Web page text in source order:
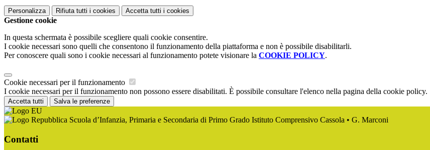
Personalizza Rifiuta tutti i cookies Accetta tutti i cookies
Gestione cookie
In questa schermata è possibile scegliere quali cookie consentire.
I cookie necessari sono quelli che consentono il funzionamento della piattaforma e non è possibile disabilitarli.
Per conoscere quali sono i cookie necessari al funzionamento potete visionare la COOKIE POLICY.
Cookie necessari per il funzionamento
I cookie necessari per il funzionamento non possono essere disabilitati. È possibile consultare l'elenco nella pagina della cookie policy.
Accetta tutti Salva le preferenze
Scuola d’Infanzia, Primaria e Secondaria di Primo Grado Istituto Comprensivo Cassola • G. Marconi
Contatti